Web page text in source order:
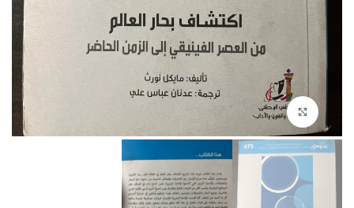
Click to enlarge